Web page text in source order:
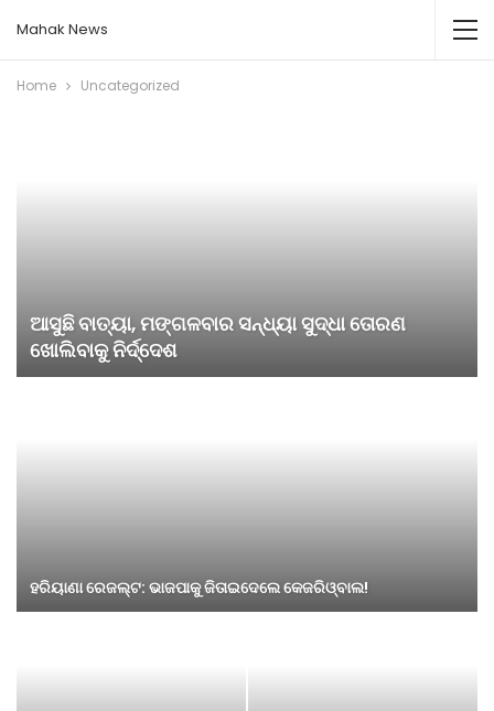
Mahak News
Home Uncategorized
ଆସୁଛି ବାତ୍ୟା, ମଙ୍ଗଳବାର ସନ୍ଧ୍ୟା ସୁଦ୍ଧା ତୋରଣ
ଖୋଲିବାକୁ ନିର୍ଦ୍ଦେଶ
ହରିୟାଣା ରେଜଲ୍ଟ: ଭାଜପାକୁ ଜିତାଇଦେଲେ କେଜରିଓ୍ବାଲ!